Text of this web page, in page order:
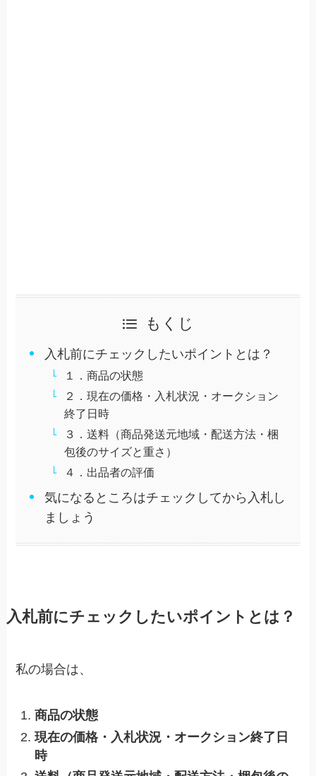
もくじ
入札前にチェックしたいポイントとは？
１．商品の状態
２．現在の価格・入札状況・オークション
終了日時
３．送料（商品発送元地域・配送方法・梱
包後のサイズと重さ）
４．出品者の評価
気になるところはチェックしてから入札し
ましょう
入札前にチェックしたいポイントとは？
私の場合は、
商品の状態
現在の価格・入札状況・オークション終了日
時